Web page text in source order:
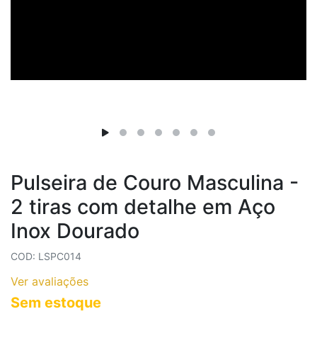
Pulseira de Couro Masculina -
2 tiras com detalhe em Aço
Inox Dourado
COD: LSPC014
Ver avaliações
Sem estoque